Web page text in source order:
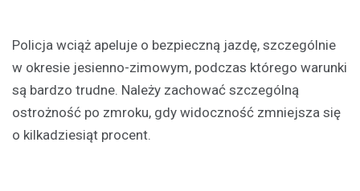
Policja wciąż apeluje o bezpieczną jazdę, szczególnie
w okresie jesienno-zimowym, podczas którego warunki
są bardzo trudne. Należy zachować szczególną
ostrożność po zmroku, gdy widoczność zmniejsza się
o kilkadziesiąt procent.